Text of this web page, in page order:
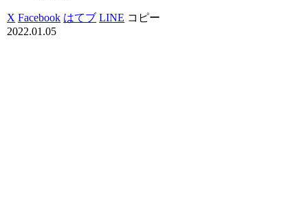
X Facebook はてブ LINE コピー
2022.01.05